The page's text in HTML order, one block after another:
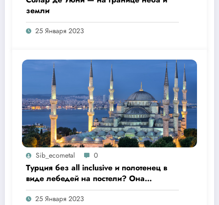
земли
25 Января 2023
Sib_ecometal 0
Турция без all inclusive и полотенец в
виде лебедей на постели? Она
существует!
25 Января 2023